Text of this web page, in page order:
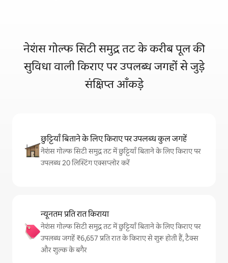
नेशंस गोल्फ सिटी समुद्र तट के करीब पूल की
सुविधा वाली किराए पर उपलब्ध जगहों से जुड़े
संक्षिप्त आँकड़े
छुट्टियाँ बिताने के लिए किराए पर उपलब्ध कुल जगहें
नेशंस गोल्फ सिटी समुद्र तट में छुट्टियाँ बिताने के लिए किराए पर
उपलब्ध 20 लिस्टिंग एक्सप्लोर करें
न्यूनतम प्रति रात किराया
नेशंस गोल्फ सिटी समुद्र तट में छुट्टियाँ बिताने के लिए किराए पर
उपलब्ध जगहें ₹6,657 प्रति रात के किराए से शुरू होती हैं, टैक्स
और शुल्क के बगैर